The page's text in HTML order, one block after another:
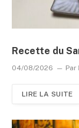
Recette du
04/08/2026 Par
LIRE LA SUITE